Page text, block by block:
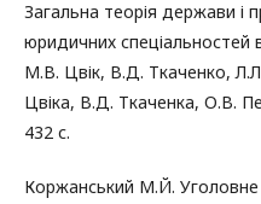
Загальна теорія держави і
юридичних спеціальностей
М.В. Цвік, В.Д. Ткаченко,
Цвіка, В.Д. Ткаченка, О.В.
432 с.
Коржанський М.Й. Уголовне